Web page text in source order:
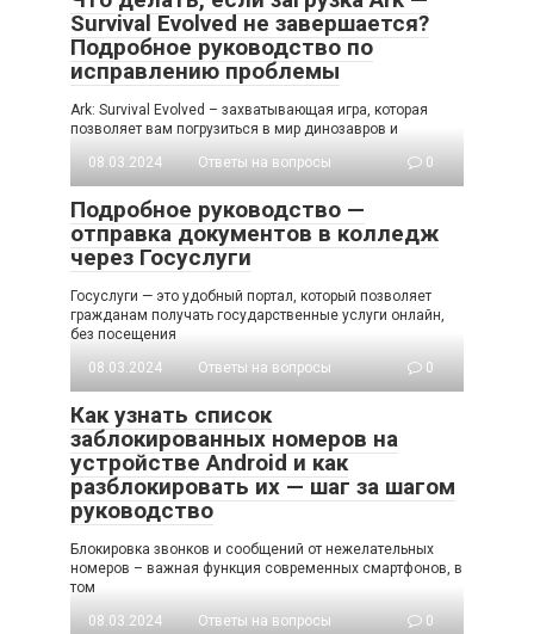
Survival Evolved не завершается?
Подробное руководство по
исправлению проблемы
Ark: Survival Evolved – захватывающая игра, которая
позволяет вам погрузиться в мир динозавров и
08.03.2024
Ответы на вопросы 0
Подробное руководство —
отправка документов в колледж
через Госуслуги
Госуслуги — это удобный портал, который позволяет
гражданам получать государственные услуги онлайн,
без посещения
08.03.2024
Ответы на вопросы 0
Как узнать список
заблокированных номеров на
устройстве Android и как
разблокировать их — шаг за шагом
руководство
Блокировка звонков и сообщений от нежелательных
номеров – важная функция современных смартфонов, в
том
08.03.2024
Ответы на вопросы 0